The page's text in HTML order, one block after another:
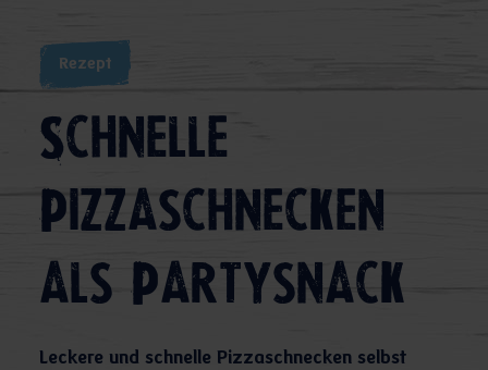
Rezept
Schnelle
Pizzaschnecken
als Partysnack
Leckere und schnelle Pizzaschnecken selbst